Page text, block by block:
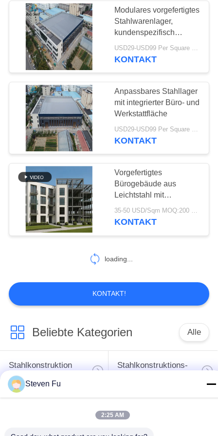
strukturelle
Stahlträger
8
118
Architektonischer
Baustahl
14
Modulares vorgefertigtes
Stahlwarenlager,
kundenspezifisch
gebaut für Werkstatt-
und Bürointegration
KONTAKT
Anpassbares Stahllager
mit integrierter Büro- und
Werkstattfläche
USD29-USD99 Per Square Meter MOQ:200 Quadratmeter
KONTAKT
Vorgefertigtes
Bürogebäude aus
Leichtstahl mit
Metallrahmen
35-50 USD/Sqm MOQ:200 sqm
KONTAKT
loading...
KONTAKT!
Beliebte Kategorien Alle
Stahlkonstruktion
Lager
Stahlkonstruktions-
Steven Fu
2:25 AM